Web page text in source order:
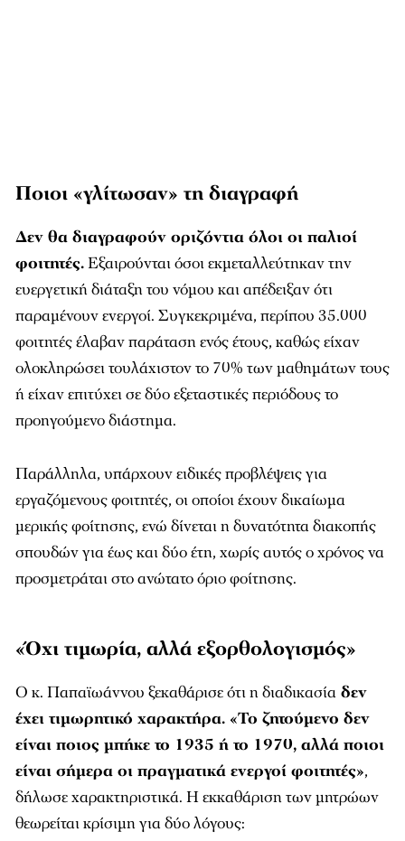
Ποιοι «γλίτωσαν» τη διαγραφή
Δεν θα διαγραφούν οριζόντια όλοι οι παλιοί
φοιτητές.Εξαιρούνται όσοι εκμεταλλεύτηκαν την
ευεργετική διάταξη του νόμου και απέδειξαν ότι
παραμένουν ενεργοί. Συγκεκριμένα, περίπου 35.000
φοιτητές έλαβαν παράταση ενός έτους, καθώς είχαν
ολοκληρώσει τουλάχιστον το 70% των μαθημάτων τους
ή είχαν επιτύχει σε δύο εξεταστικές περιόδους το
προηγούμενο διάστημα.
Παράλληλα, υπάρχουν ειδικές προβλέψεις για
εργαζόμενους φοιτητές, οι οποίοι έχουν δικαίωμα
μερικής φοίτησης, ενώ δίνεται η δυνατότητα διακοπής
σπουδών για έως και δύο έτη, χωρίς αυτός ο χρόνος να
προσμετράται στο ανώτατο όριο φοίτησης.
«Όχι τιμωρία, αλλά εξορθολογισμός»
Ο κ. Παπαϊωάννου ξεκαθάρισε ότι η διαδικασία δεν
έχει τιμωρητικό χαρακτήρα. «Το ζητούμενο δεν
είναι ποιος μπήκε το 1935 ή το 1970, αλλά ποιοι
είναι σήμερα οι πραγματικά ενεργοί φοιτητές»,
δήλωσε χαρακτηριστικά. Η εκκαθάριση των μητρώων
θεωρείται κρίσιμη για δύο λόγους: